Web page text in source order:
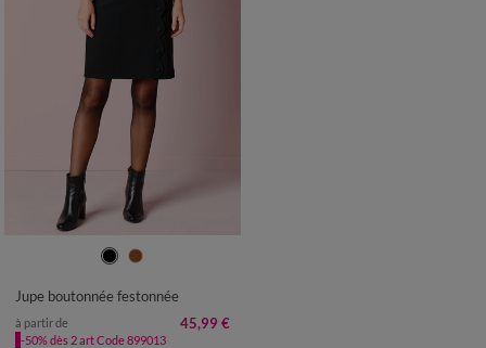
40 42 44
Jupe boutonnée festonnée
à partir de 45,99 €
-50% dès 2 art Code 899013